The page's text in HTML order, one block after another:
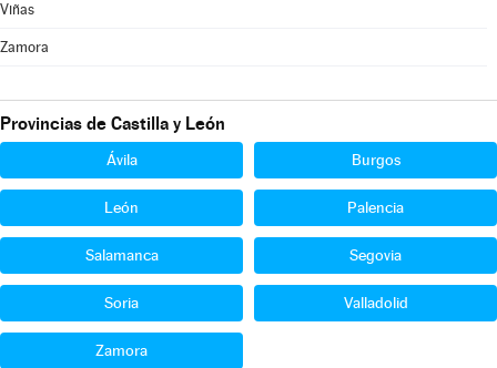
Viñas
Zamora
Provincias de Castilla y León
Ávila Burgos
León Palencia
Salamanca Segovia
Soria Valladolid
Zamora